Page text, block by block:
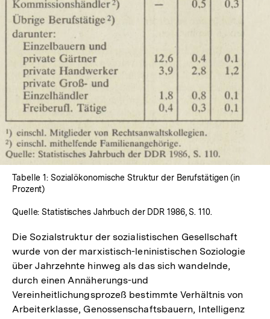
Tabelle 1: Sozialökonomische Struktur der Berufstätigen (in
Prozent)
Quelle: Statistisches Jahrbuch der DDR 1986, S. 110.
Die Sozialstruktur der sozialistischen Gesellschaft
wurde von der marxistisch-leninistischen Soziologie
über Jahrzehnte hinweg als das sich wandelnde,
durch einen Annäherungs-und
Vereinheitlichungsprozeß bestimmte Verhältnis von
Arbeiterklasse, Genossenschaftsbauern, Intelligenz